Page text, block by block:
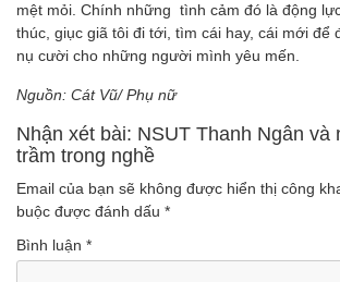
mệt mỏi. Chính những tình cảm đó là động
thúc, giục giã tôi đi tới, tìm cái hay, cái mới để
nụ cười cho những người mình yêu mến.
Nguồn: Cát Vũ/ Phụ nữ
Nhận xét bài: NSUT Thanh Ngân và
trầm trong nghề
Email của bạn sẽ không được hiển thị công
buộc được đánh dấu *
Bình luận *